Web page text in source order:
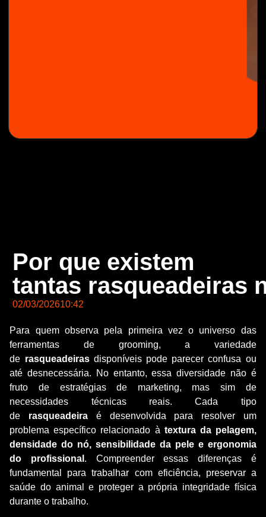
Por que existem
tantas rasqueadeiras
02/03/202610:42
Para quem observa pela primeira vez o universo das
ferramentas de grooming, a variedade
de rasqueadeirasdisponíveis pode parecer confusa ou
até desnecessária. No entanto, essa diversidade não é
fruto de estratégias de marketing, mas sim de
necessidades técnicas reais. Cada tipo
de rasqueadeira é desenvolvida para resolver um
problema específico relacionado à textura da pelagem,
densidade do nó, sensibilidade da pele e ergonomia
do profissional . Compreender essas diferenças é
fundamental para trabalhar com eficiência, preservar a
saúde do animal e proteger a própria integridade física
durante o trabalho.